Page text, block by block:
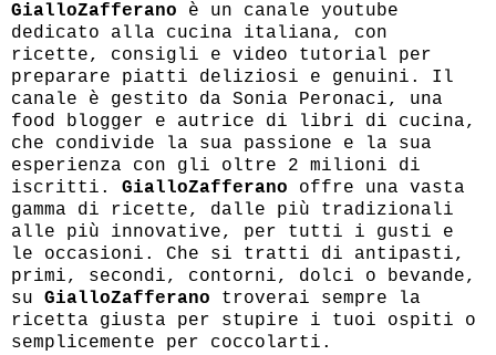
GialloZafferano è un canale youtube
dedicato alla cucina italiana, con
ricette, consigli e video tutorial per
preparare piatti deliziosi e genuini. Il
canale è gestito da Sonia Peronaci, una
food blogger e autrice di libri di cucina,
che condivide la sua passione e la sua
esperienza con gli oltre 2 milioni di
iscritti. GialloZafferano offre una vasta
gamma di ricette, dalle più tradizionali
alle più innovative, per tutti i gusti e
le occasioni. Che si tratti di antipasti,
primi, secondi, contorni, dolci o bevande,
su GialloZafferano troverai sempre la
ricetta giusta per stupire i tuoi ospiti o
semplicemente per coccolarti.